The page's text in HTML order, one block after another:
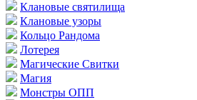
Клановые святилища
Клановые узоры
Кольцо Рандома
Лотерея
Магические Свитки
Магия
Монстры ОПП